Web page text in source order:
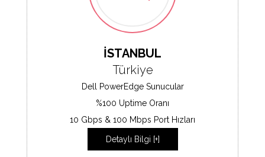
İSTANBUL
Türkiye
Dell PowerEdge Sunucular
%100 Uptime Oranı
10 Gbps & 100 Mbps Port Hızları
Detaylı Bilgi [+]